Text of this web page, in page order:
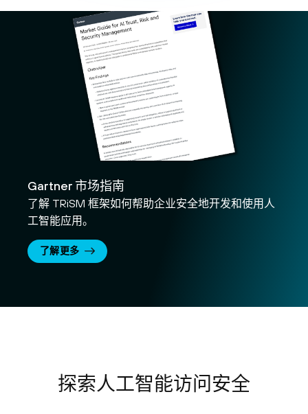
Gartner 市场指南
了解 TRiSM 框架如何帮助企业安全地开发和使用人
工智能应用。
了解更多
探索人工智能访问安全